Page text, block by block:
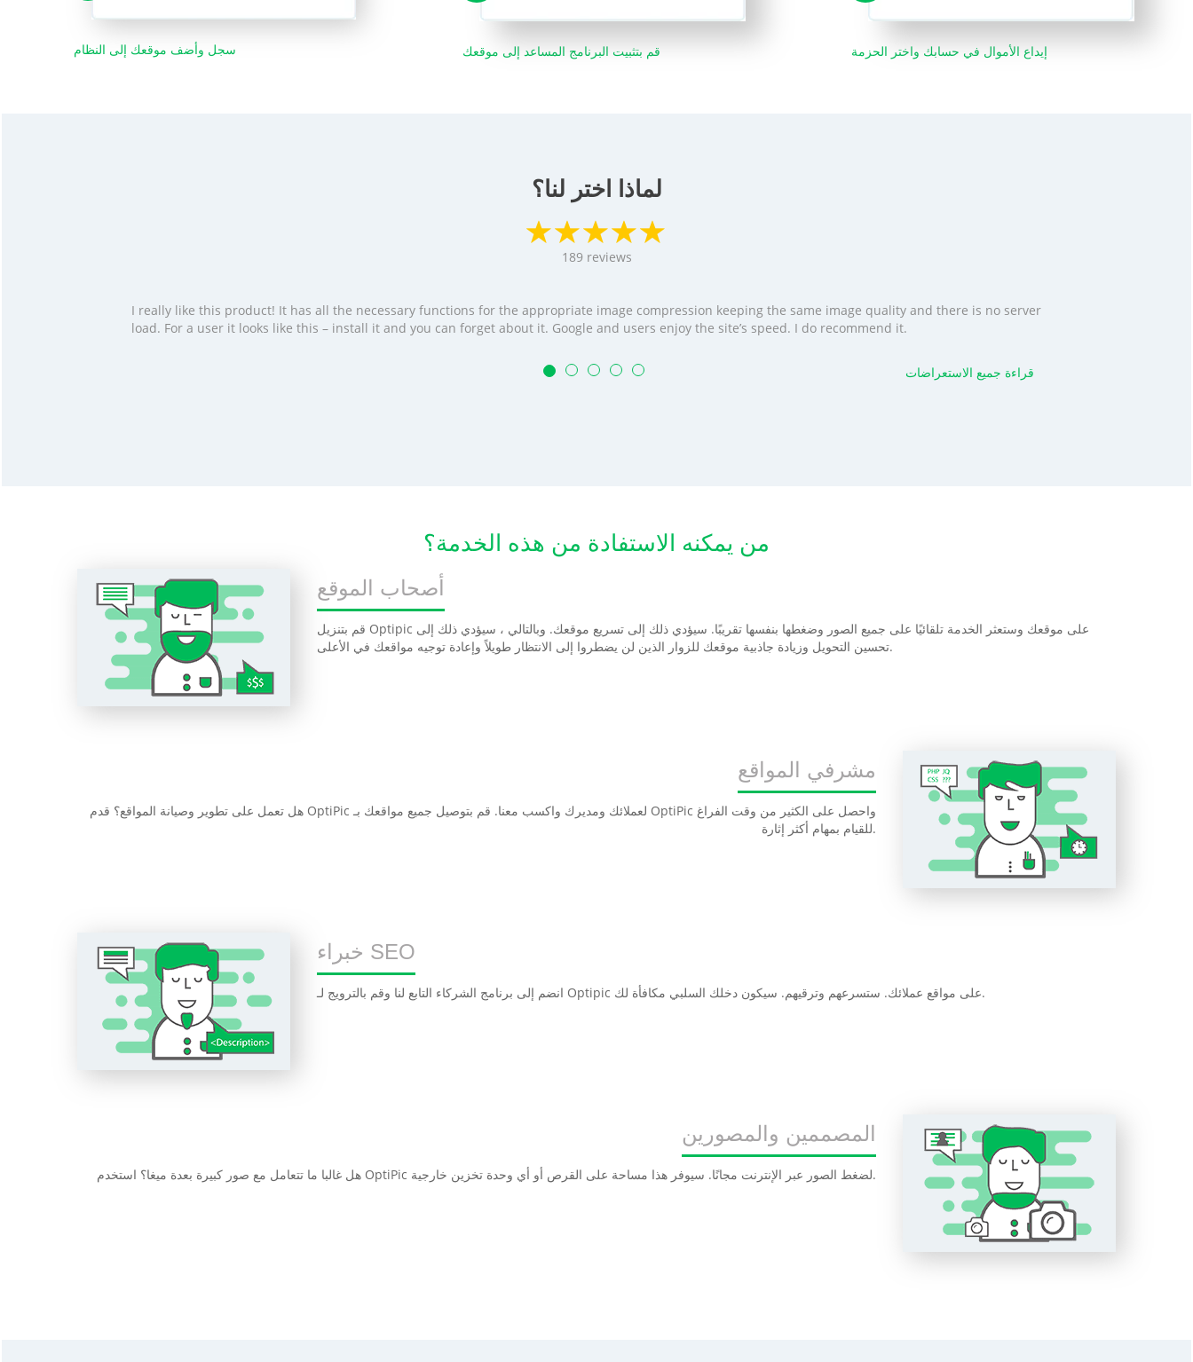
سجل وأضف موقعك إلى النظام قم بتثبيت البرنامج المساعد إلى موقعك إيداع الأموال في حسابك واختر الحزمة
لماذا اختر لنا؟
189 reviews
I really like this product! It has all the necessary functions for the appropriate image compression keeping the same image quality and there is no server
load. For a user it looks like this – install it and you can forget about it. Google and users enjoy the site’s speed. I do recommend it.
قراءة جميع الاستعراضات
من يمكنه الاستفادة من هذه الخدمة؟
أصحاب الموقع
قم بتنزيل Optipic على موقعك وستعثر الخدمة تلقائيًا على جميع الصور وضغطها بنفسها تقريبًا. سيؤدي ذلك إلى تسريع موقعك. وبالتالي ، سيؤدي ذلك إلى
تحسين التحويل وزيادة جاذبية موقعك للزوار الذين لن يضطروا إلى الانتظار طويلاً وإعادة توجيه مواقعك في الأعلى.
مشرفي المواقع
هل تعمل على تطوير وصيانة المواقع؟ قدم OptiPic لعملائك ومديرك واكسب معنا. قم بتوصيل جميع مواقعك بـ OptiPic واحصل على الكثير من وقت الفراغ
للقيام بمهام أكثر إثارة.
خبراء SEO
انضم إلى برنامج الشركاء التابع لنا وقم بالترويج لـ Optipic على مواقع عملائك. ستسرعهم وترقيهم. سيكون دخلك السلبي مكافأة لك.
المصممين والمصورين
هل غالبا ما تتعامل مع صور كبيرة بعدة ميغا؟ استخدم OptiPic لضغط الصور عبر الإنترنت مجانًا. سيوفر هذا مساحة على القرص أو أي وحدة تخزين خارجية.